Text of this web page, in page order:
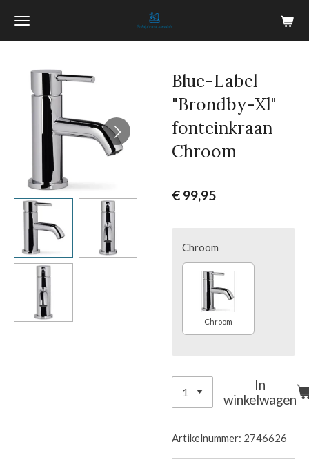
Ga
hoofdinhoud
Blue-Label
"Brondby-Xl"
fonteinkraan
Chroom
€ 99,95
Chroom
Chroom
In
winkelwagen
Artikelnummer: 2746626